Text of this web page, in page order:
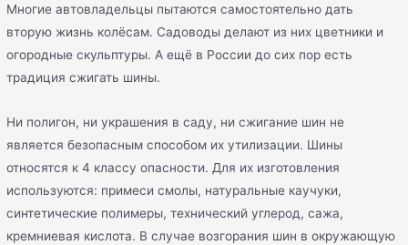
Многие автовладельцы пытаются самостоятельно дать
вторую жизнь колёсам. Садоводы делают из них цветники и
огородные скульптуры. А ещё в России до сих пор есть
традиция сжигать шины.
Ни полигон, ни украшения в саду, ни сжигание шин не
является безопасным способом их утилизации. Шины
относятся к 4 классу опасности. Для их изготовления
используются: примеси смолы, натуральные каучуки,
синтетические полимеры, технический углерод, сажа,
кремниевая кислота. В случае возгорания шин в окружающую